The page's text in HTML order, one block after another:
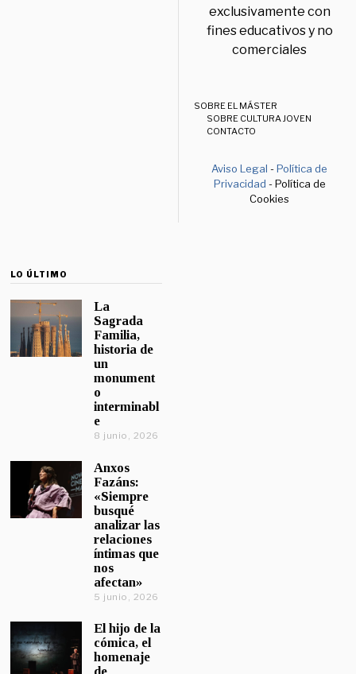
exclusivamente con
fines educativos y no
comerciales
SOBRE EL MÁSTER
SOBRE CULTURA JOVEN
CONTACTO
Aviso Legal -Política de
Privacidad - Política de
Cookies
LO ÚLTIMO
La
Sagrada
Familia,
historia de
un
monument
o
interminabl
e
8 junio, 2026
Anxos
Fazáns:
«Siempre
busqué
analizar las
relaciones
íntimas que
nos
afectan»
5 junio, 2026
El hijo de la
cómica, el
homenaje